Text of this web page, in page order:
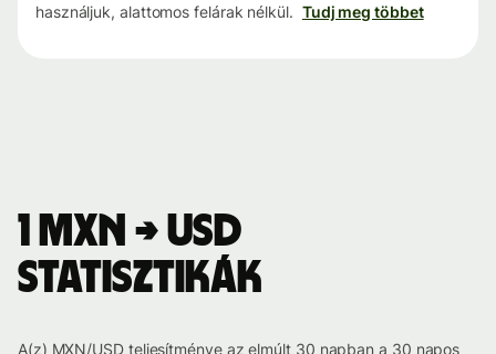
használjuk, alattomos felárak nélkül. Tudj meg többet
1 MXN → USD
statisztikák
A(z) MXN/USD teljesítménye az elmúlt 30 napban a 30 napos